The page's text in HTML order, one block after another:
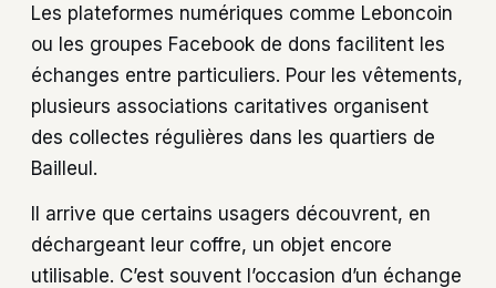
Les plateformes numériques comme Leboncoin
ou les groupes Facebook de dons facilitent les
échanges entre particuliers. Pour les vêtements,
plusieurs associations caritatives organisent
des collectes régulières dans les quartiers de
Bailleul.
Il arrive que certains usagers découvrent, en
déchargeant leur coffre, un objet encore
utilisable. C’est souvent l’occasion d’un échange